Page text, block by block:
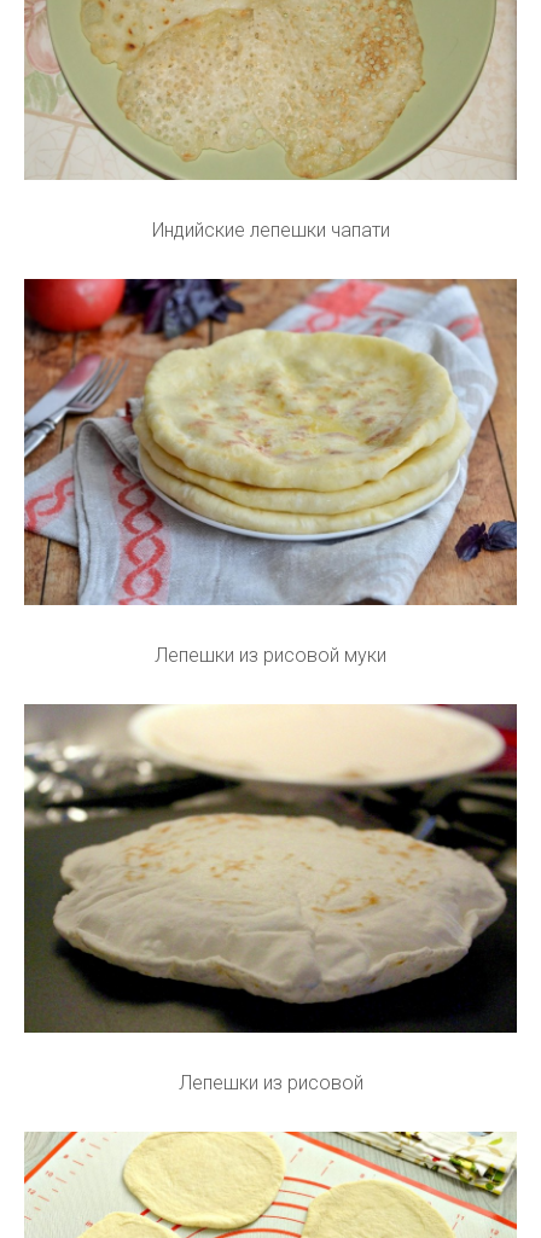
Индийские лепешки чапати
Лепешки из рисовой муки
Лепешки из рисовой